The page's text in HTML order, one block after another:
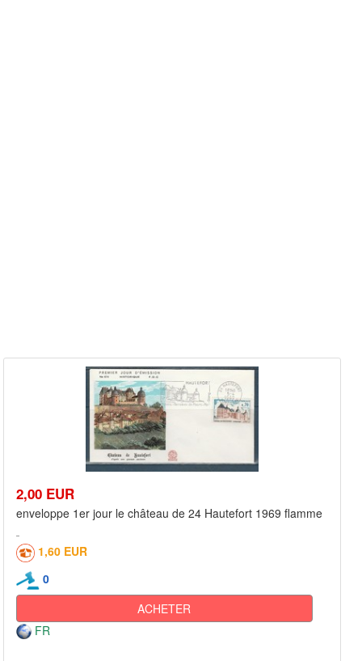
2,00 EUR
enveloppe 1er jour le château de 24 Hautefort 1969 flamme
1,60 EUR
0
ACHETER
FR